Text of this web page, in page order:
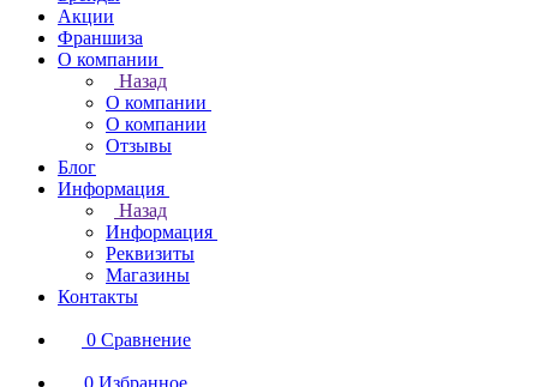
Акции
Франшиза
О компании
Назад
О компании
О компании
Отзывы
Блог
Информация
Назад
Информация
Реквизиты
Магазины
Контакты
0 Сравнение
0 Избранное